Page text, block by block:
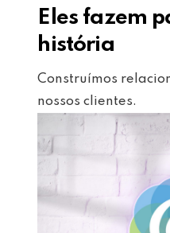
Eles fazem
história
Construímos
nossos clientes.